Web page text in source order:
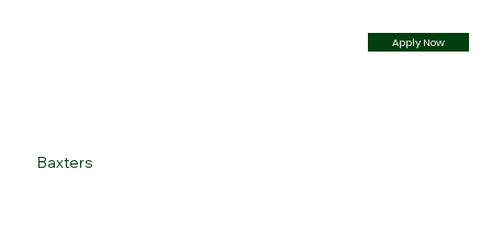
Apply Now
Baxters